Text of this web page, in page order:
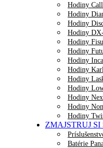
Hodiny
Hodiny
Hodiny
Hodiny
Hodiny
Hodiny
Hodiny
Hodiny
Hodiny
Hodiny
Hodiny
Hodiny
Hodiny
ZMAJSTRUJ SI
Batérie